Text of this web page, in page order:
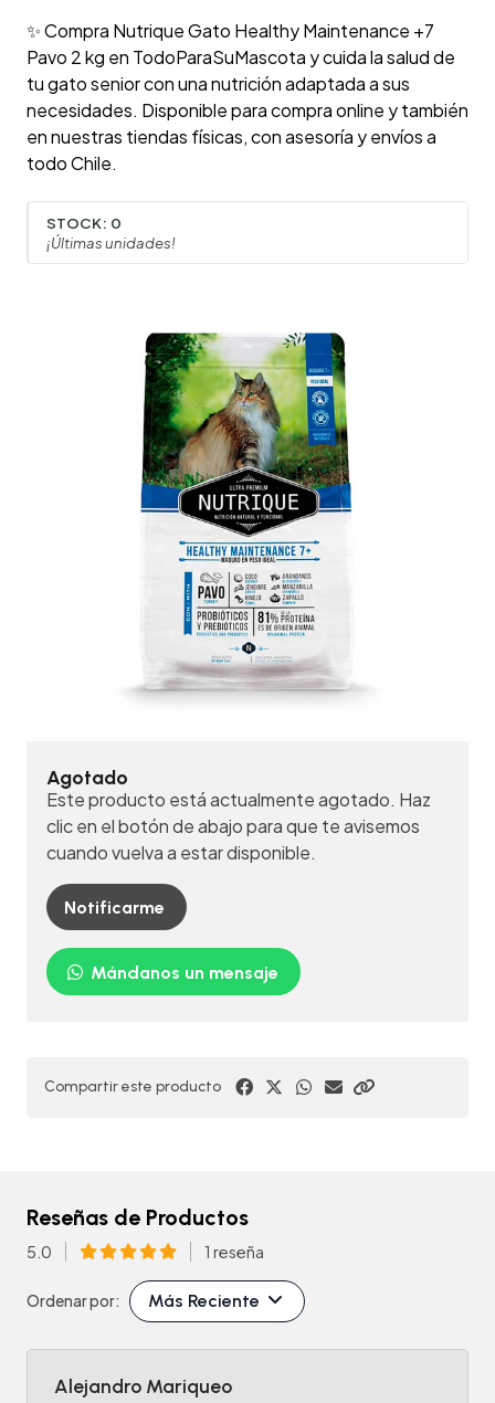
✨ Compra Nutrique Gato Healthy Maintenance +7
Pavo 2 kg en TodoParaSuMascota y cuida la salud de
tu gato senior con una nutrición adaptada a sus
necesidades. Disponible para compra online y también
en nuestras tiendas físicas, con asesoría y envíos a
todo Chile.
STOCK: 0
¡Últimas unidades!
Agotado
Este producto está actualmente agotado. Haz
clic en el botón de abajo para que te avisemos
cuando vuelva a estar disponible.
Notificarme
Mándanos un mensaje
Compartir este producto
Reseñas de Productos
5.0 1 reseña
Ordenar por: Más Reciente
Alejandro Mariqueo